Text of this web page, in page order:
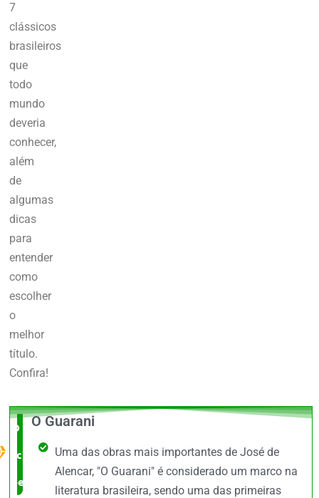
7
clássicos
brasileiros
que
todo
mundo
deveria
conhecer,
além
de
algumas
dicas
para
entender
como
escolher
o
melhor
título.
Confira!
O Melhor
custo x
benefício
O Guarani
Uma das obras mais importantes de José de
Alencar, "O Guarani" é considerado um marco na
literatura brasileira, sendo uma das primeiras